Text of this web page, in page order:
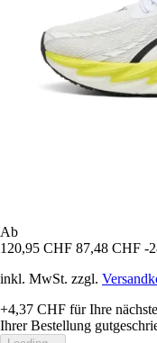
Ab
120,95 CHF 87,48 CHF -
inkl. MwSt. zzgl.
+4,37 CHF für Ihre
Ihrer Bestellung